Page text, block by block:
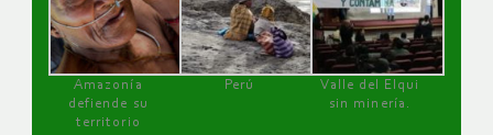
Amazonía
defiende su
territorio
Perú
Valle del Elqui
sin minería.